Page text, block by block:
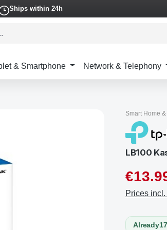
Ships within 24h
& Smartphone Network & Telephony
Smart Home
Prices
Already17